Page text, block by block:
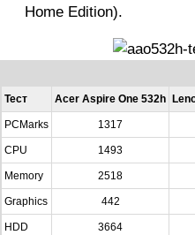
Home Edition).
Тест Acer Aspire One 532h
PCMarks 1317
CPU 1493
Memory 2518
Graphics 442
HDD 3664